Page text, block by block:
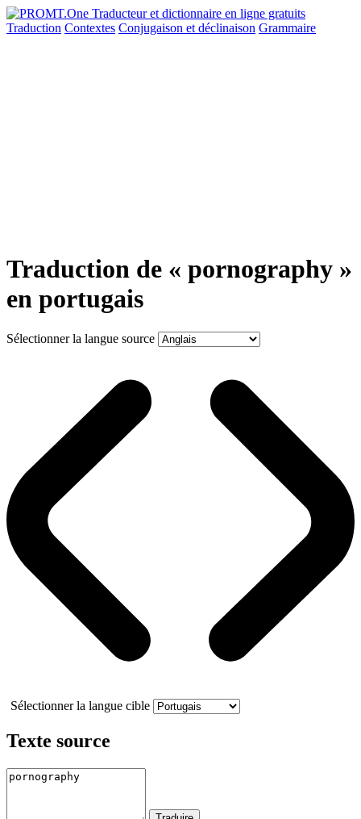
Traduction Contextes Conjugaison et déclinaison Grammaire
Traduction de « pornography »
en portugais
Sélectionner la langue source
Sélectionner la langue cible
Texte source